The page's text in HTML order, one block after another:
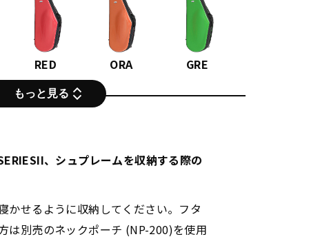
もっと見る
RED ORA GRE
、シュプレームを収納する際の
かせるように収納してください。フタ
は別売のネックポーチ (NP-200)を使用